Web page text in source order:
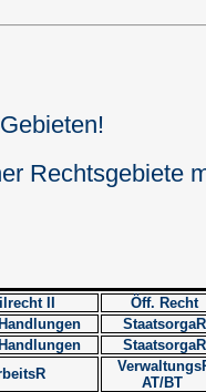
Rechtsgebiete
II
Öff. Recht
StaatsorgaR
StaatsorgaR
AT/BT